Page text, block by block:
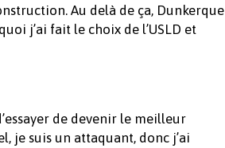
Au delà de ça, Dunkerque
j’ai fait le choix de l’USLD et
de devenir le meilleur
je suis un attaquant, donc j’ai